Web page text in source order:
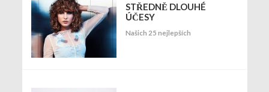
STŘEDNĚ DLOUHÉ
ÚČESY
Našich 25 nejlepších